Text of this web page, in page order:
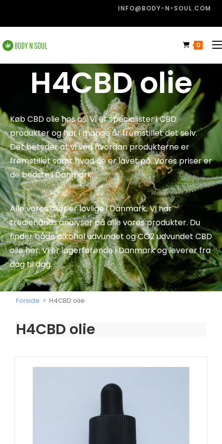
INFO@BODY-N-SOUL.COM
0
H4CBD olie
Køb CBD olie hos os. Vi er specialister i CBD
produkter og har i mange år fremstillet det selv.
Det betyder at vi ved hvordan produkterne er
fremstillet samt hvad de er lavet på. Vores priser er
de bedste i Danmark.
Alle vores olier er lovlige i Danmark. Vi har
trediehånds analyser på alle vores produkter. Du
finder både alkohol udvundet og CO2 udvundet CBD
olie her. Vi er lagerførende i Danmark og leverer fra
dag til dag.
Forside > H4CBD olie
H4CBD olie